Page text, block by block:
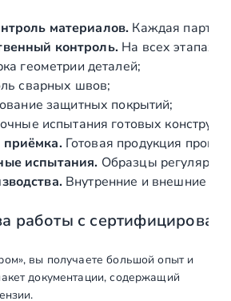
материалов. Каждая партия
контроль.На всех этапах
геометрии деталей;
сварных швов;
защитных покрытий;
испытания готовых
Готовая продукция
испытания. Образцы регулярно
Внутренние и внешние
работы с
вы получаете большой опыт и
документации, содержащий